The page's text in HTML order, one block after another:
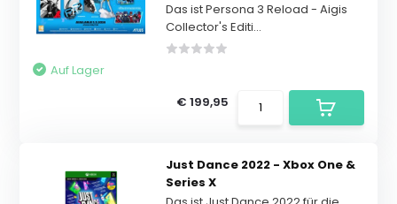
Das ist Persona 3 Reload - Aigis
Collector's Editi...
Auf Lager
€ 199,95
Just Dance 2022 - Xbox One &
Series X